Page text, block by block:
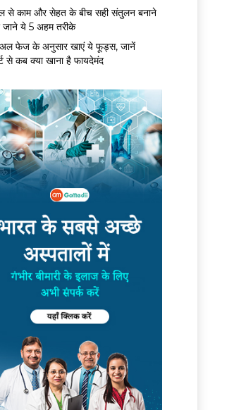
से काम और सेहत के बीच सही संतुलन बनाने
जाने ये 5 अहम तरीके
फेज के अनुसार खाएं ये फूड्स, जानें
से कब क्या खाना है फायदेमंद